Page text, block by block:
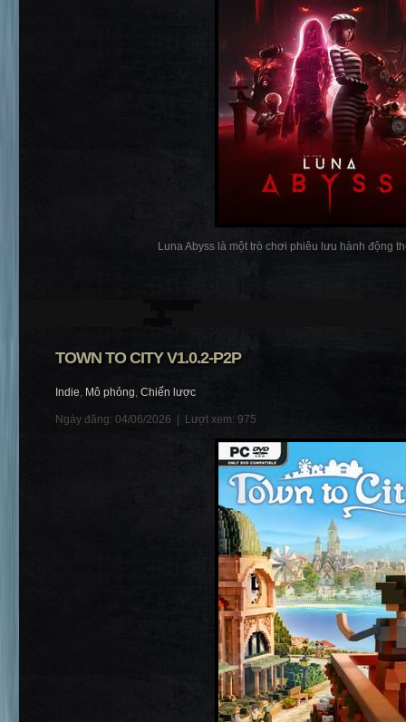
Luna Abyss là một trò chơi phiêu lưu hành động
TOWN TO CITY V1.0.2-P2P
Indie, Mô phỏng, Chiến lược
Ngày đăng: 04/06/2026 | Lượt xem: 975